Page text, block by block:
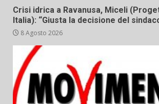
Crisi idrica a Ravanusa, Miceli
Italia): “Giusta la decisione del
8 Agosto 2026